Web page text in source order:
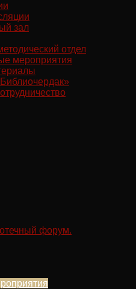
зал
отдел
мероприятия